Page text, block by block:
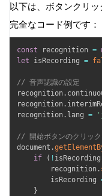
以下は、ボタンクリ
完全なコード例です：
const recognition =
let isRecording =
// 音声認識の設定
recognition .
recognition .
recognition . lang =
// 開始ボタンのクリック
document .
if
( ! isRecording
        recognition
.
        isRecording
}